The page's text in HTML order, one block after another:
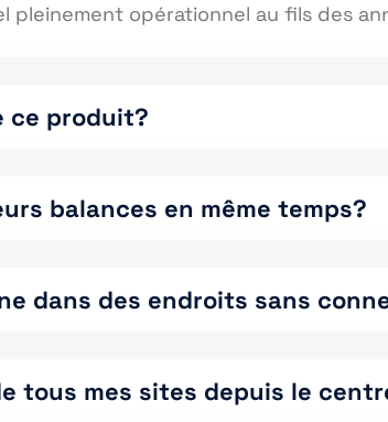
pleinement opérationnel au fils des
ce produit?
balances en même temps?
dans des endroits sans
tous mes sites depuis le